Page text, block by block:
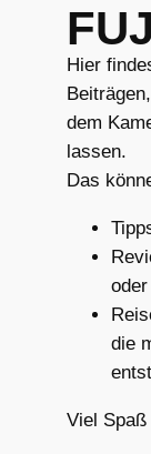
Hier
dem
lassen.
Das
die
Viel